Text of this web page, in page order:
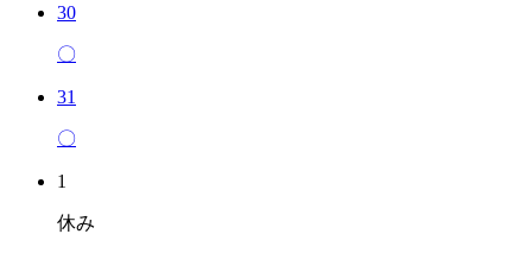
30
〇
31
〇
1
休み